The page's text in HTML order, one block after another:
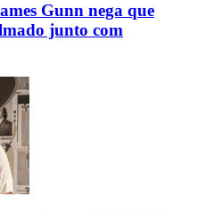
Gunn nega que
junto com